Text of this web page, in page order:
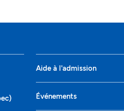
Aide à l'admission
Événements